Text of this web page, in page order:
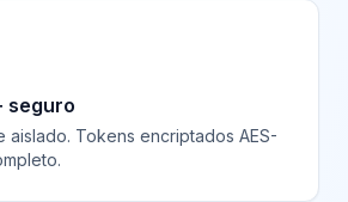
seguro
aislado. Tokens encriptados AES-